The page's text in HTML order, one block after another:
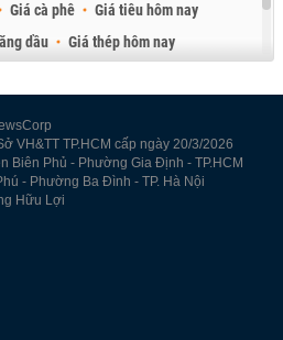
Giá cà phê
Giá tiêu hôm nay
dầu
Giá thép hôm nay
VH&TT TP.HCM cấp ngày 20/3/2026
Biên Phủ - Phường Gia Định - TP.HCM
- Phường Ba Đình - TP. Hà Nội
Hữu Lợi